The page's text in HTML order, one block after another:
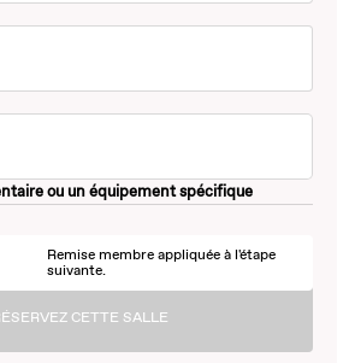
ou un équipement spécifique
Remise membre appliquée à l'étape
suivante.
CETTE SALLE